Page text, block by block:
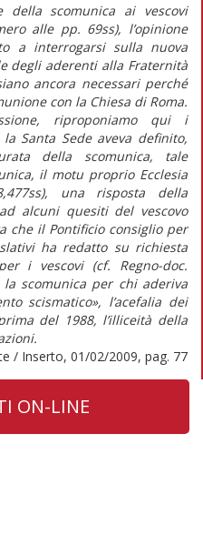
della scomunica ai vescovi
alle pp. 69ss), l’opinione
a interrogarsi sulla nuova
degli aderenti alla Fraternità
ancora necessari perché
con la Chiesa di Roma.
riproponiamo qui i
Santa Sede aveva definito,
della scomunica, tale
il motu proprio Ecclesia
una risposta della
alcuni quesiti del vescovo
che il Pontificio consiglio per
ha redatto su richiesta
i vescovi (cf. Regno-doc.
la scomunica per chi aderiva
scismatico», l’acefalia dei
del 1988, l’illiceità della
/ Inserto, 01/02/2009, pag. 77
ON-LINE